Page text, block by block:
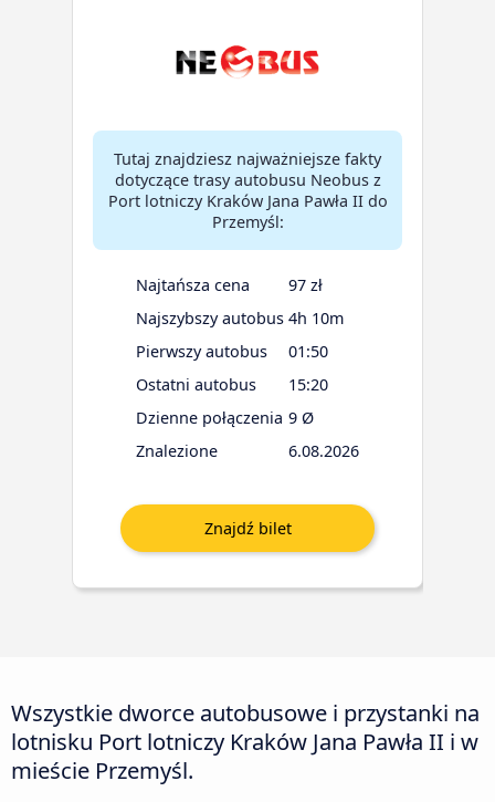
Tutaj znajdziesz najważniejsze fakty
dotyczące trasy autobusu Neobus z
Port lotniczy Kraków Jana Pawła II do
Przemyśl:
Najtańsza cena
97 zł
Najszybszy autobus 4h 10m
Pierwszy autobus
01:50
Ostatni autobus
15:20
Dzienne połączenia 9 Ø
Znalezione
6.08.2026
Wszystkie dworce autobusowe i przystanki na
lotnisku Port lotniczy Kraków Jana Pawła II i w
mieście Przemyśl.